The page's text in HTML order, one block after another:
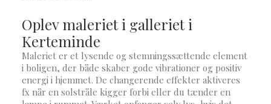
Oplev maleriet i galleriet i
Kerteminde
Maleriet er et lysende og stemningssættende element
i boligen, der både skaber gode vibrationer og positiv
energi i hjemmet. De changerende effekter aktiveres
fx når en solstråle kigger forbi eller du tænder en